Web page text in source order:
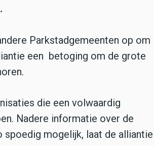
Parkstadgemeenten op om
een betoging om de grote
die een volwaardig
Nadere informatie over de
mogelijk, laat de alliantie